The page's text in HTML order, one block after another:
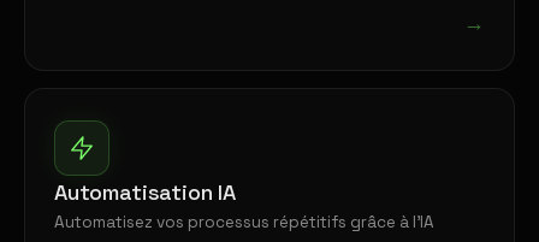
→
Automatisation IA
Automatisez vos processus répétitifs grâce à l'IA